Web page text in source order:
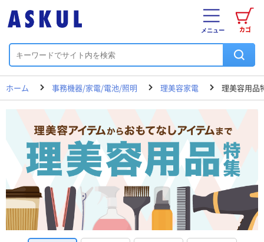
カゴ
メニュー
ホーム 事務機器/家電/電池/照明 理美容家電 理美容用品